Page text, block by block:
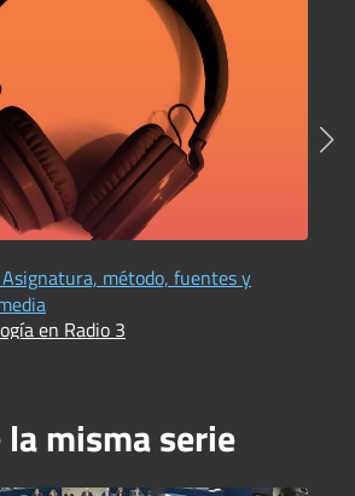
método, fuentes y
en Radio 3
misma serie